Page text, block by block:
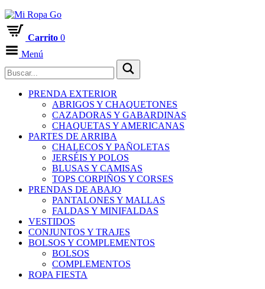
Carrito 0
Menú
PRENDA EXTERIOR
ABRIGOS Y CHAQUETONES
CAZADORAS Y GABARDINAS
CHAQUETAS Y AMERICANAS
PARTES DE ARRIBA
CHALECOS Y PAÑOLETAS
JERSÉIS Y POLOS
BLUSAS Y CAMISAS
TOPS CORPIÑOS Y CORSES
PRENDAS DE ABAJO
PANTALONES Y MALLAS
FALDAS Y MINIFALDAS
VESTIDOS
CONJUNTOS Y TRAJES
BOLSOS Y COMPLEMENTOS
BOLSOS
COMPLEMENTOS
ROPA FIESTA